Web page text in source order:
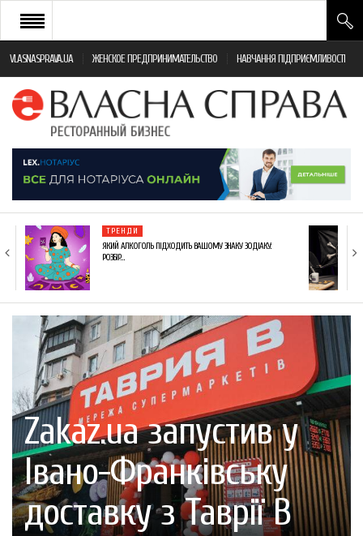
VLASNASPRAVA.UA ЖЕНСКОЕ ПРЕДПРИНИМАТЕЛЬСТВО НАВЧАННЯ ПІДПРИЄМЛИВОСТІ
НОВИНИ РЕСТОРАННОГО БІЗНЕСУ
ЯК ВІДКРИТИ ТА УСПІШНО КЕРУВАТИ
МОНІТОРИНГ ЗАКОНОДАВСТВА
ФРАНЧАЙЗИНГ
КНИГИ
ТРЕНДИ
ЯКИЙ АЛКОГОЛЬ ПІДХОДИТЬ ВАШОМУ ЗНАКУ ЗОДІАКУ:
РОЗБІР…
Zakaz.ua запустив у
Івано-Франківську
доставку з Таврії В